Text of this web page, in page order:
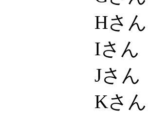
Hさん
Iさん
Jさん
Kさん